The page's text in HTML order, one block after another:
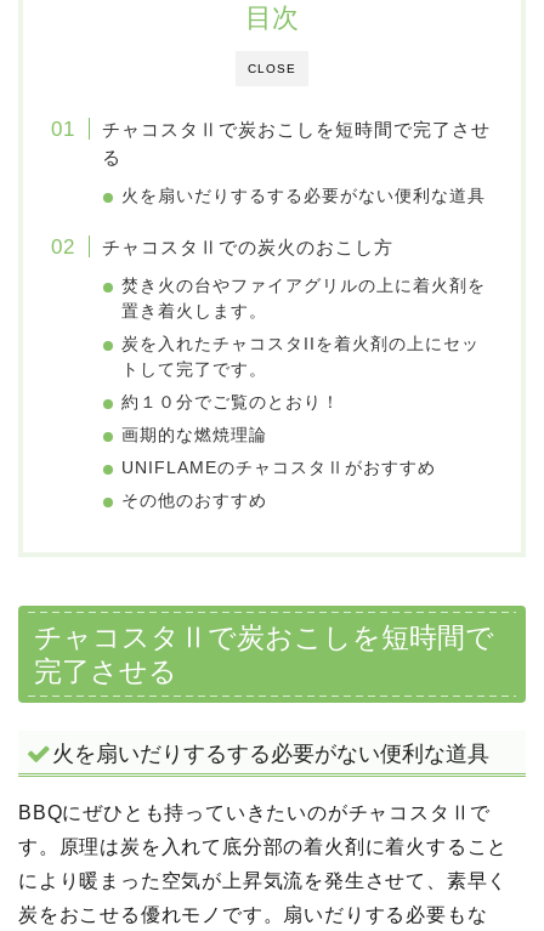
CLOSE
目次
チャコスタⅡで炭おこしを短時間で完了させ
る
火を扇いだりするする必要がない便利な道具
チャコスタⅡでの炭火のおこし方
焚き火の台やファイアグリルの上に着火剤を
置き着火します。
炭を入れたチャコスタIIを着火剤の上にセッ
トして完了です。
約１０分でご覧のとおり！
画期的な燃焼理論
UNIFLAMEのチャコスタⅡがおすすめ
その他のおすすめ
チャコスタⅡで炭おこしを短時間で
完了させる
火を扇いだりするする必要がない便利な道具
BBQにぜひとも持っていきたいのがチャコスタⅡで
す。原理は炭を入れて底分部の着火剤に着火すること
により暖まった空気が上昇気流を発生させて、素早く
炭をおこせる優れモノです。扇いだりする必要もな